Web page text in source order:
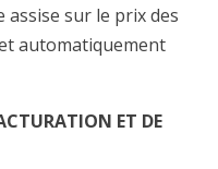
sur le prix des
automatiquement
ET DE